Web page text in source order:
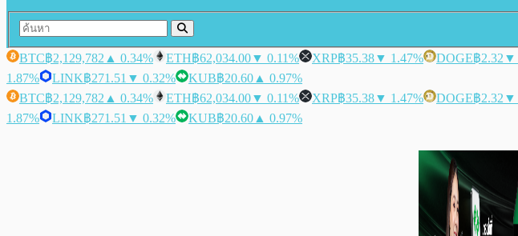
BTC฿2,129,782 ▲ 0.34% ETH฿62,034.00▼ 0.11% XRP฿35.38▼ 1.47% DOGE฿2.32 ▼
1.87%
LINK฿271.51 ▼ 0.32% KUB฿20.60 ▲ 0.97%
BTC฿2,129,782 ▲ 0.34% ETH฿62,034.00▼ 0.11% XRP฿35.38▼ 1.47% DOGE฿2.32 ▼
1.87%
LINK฿271.51 ▼ 0.32% KUB฿20.60 ▲ 0.97%